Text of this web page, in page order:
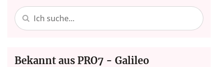
Bekannt aus PRO7 - Galileo